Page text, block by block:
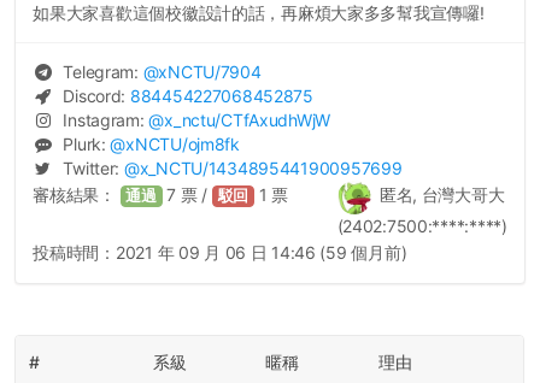
如果大家喜歡這個校徽設計的話，再麻煩大家多多幫我宣傳囉!
Telegram: @xNCTU/7904
Discord: 884454227068452875
Instagram:@x_nctu/CTfAxudhWjW
Plurk:@xNCTU/ojm8fk
Twitter: @x_NCTU/1434895441900957699
匿名, 台灣大哥大
(2402:7500:****:****)
審核結果： 通過 7 票 / 駁回 1 票
投稿時間： 2021 年 09 月 06 日 14:46 (59 個月前)
# 系級 暱稱 理由